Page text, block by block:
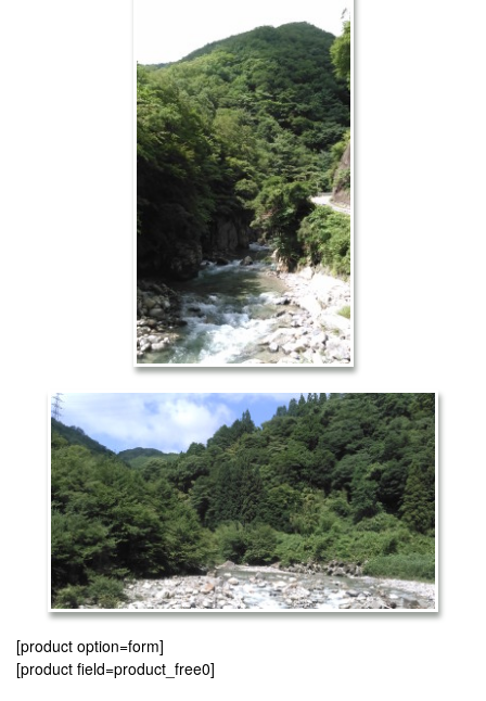
[product option=form]
[product field=product_free0]